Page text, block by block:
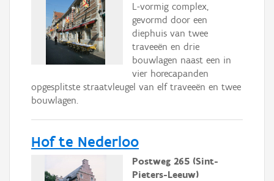
L-vormig complex,
gevormd door een
diephuis van twee
traveeën en drie
bouwlagen naast een in
vier horecapanden
opgesplitste straatvleugel van elf traveeën en twee
bouwlagen.
Hof te Nederloo
Postweg 265 (Sint-
Pieters-Leeuw)